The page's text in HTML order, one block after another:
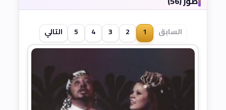
السابق 1
2
3
4
5 التالي